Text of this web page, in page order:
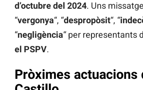
d’octubre del 2024. Uns
“vergonya“, “despropòsit“, “
“negligència“ per representants
el PSPV.
Pròximes actuacions